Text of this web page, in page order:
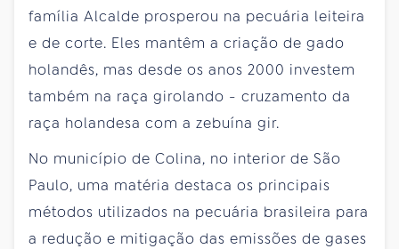
família Alcalde prosperou na pecuária leiteira
e de corte. Eles mantêm a criação de gado
holandês, mas desde os anos 2000 investem
também na raça girolando - cruzamento da
raça holandesa com a zebuína gir.
No município de Colina, no interior de São
Paulo, uma matéria destaca os principais
métodos utilizados na pecuária brasileira para
a redução e mitigação das emissões de gases